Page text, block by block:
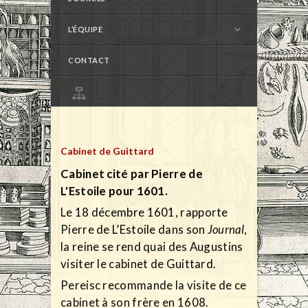
L’ÉQUIPE
CONTACT
Cabinet de Guittard
Cabinet cité par Pierre de
L'Estoile pour 1601.
Le 18 décembre 1601, rapporte
Pierre de L’Estoile dans son Journal,
la reine se rend quai des Augustins
visiter le cabinet de Guittard.
Pereisc recommande la visite de ce
cabinet à son frère en 1608.